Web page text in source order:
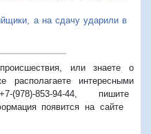
а на сдачу ударили в
или знаете о
располагаете интересными
(978)-853-94-44, пишите
появится на сайте